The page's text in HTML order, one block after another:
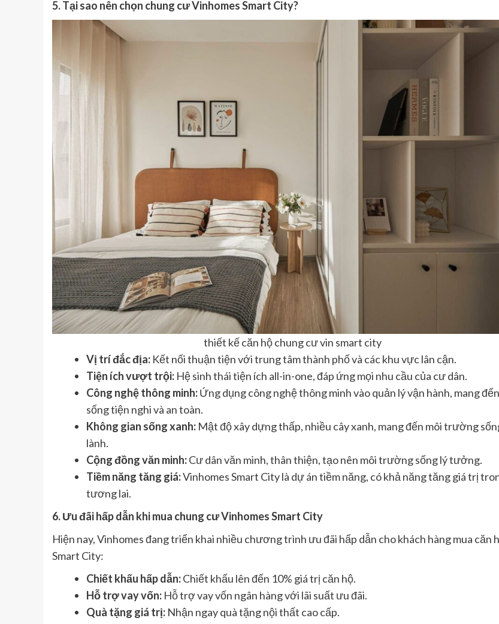
5. Tại sao nên chọn chung cư Vinhomes Smart City?
thiết kế căn hộ chung cư vin smart city
Vị trí đắc địa: Kết nối thuận tiện với trung tâm thành phố và các khu vực lân cận.
Tiện ích vượt trội: Hệ sinh thái tiện ích all-in-one, đáp ứng mọi nhu cầu của cư dân.
Công nghệ thông minh:Ứng dụng công nghệ thông minh vào quản lý vận hành, mang
sống tiện nghi và an toàn.
Không gian sống xanh: Mật độ xây dựng thấp, nhiều cây xanh, mang đến môi trường
lành.
Cộng đồng văn minh:Cư dân văn minh, thân thiện, tạo nên môi trường sống lý tưởng.
Tiềm năng tăng giá:Vinhomes Smart City là dự án tiềm năng, có khả năng tăng giá trị
tương lai.
6. Ưu đãi hấp dẫn khi mua chung cư Vinhomes Smart City
Hiện nay, Vinhomes đang triển khai nhiều chương trình ưu đãi hấp dẫn cho khách hàng mua căn
Smart City:
Chiết khấu hấp dẫn:Chiết khấu lên đến 10% giá trị căn hộ.
Hỗ trợ vay vốn: Hỗ trợ vay vốn ngân hàng với lãi suất ưu đãi.
Quà tặng giá trị: Nhận ngay quà tặng nội thất cao cấp.